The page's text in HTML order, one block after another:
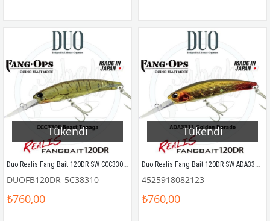
Tükendi
Duo Realis Fang Bait 120DR SW CCC3308 Beast Tenaga
DUOFB120DR_5C38310
₺760,00
Tükendi
Duo Realis Fang Bait 120DR SW ADA3311 Golden Dorado
4525918082123
₺760,00